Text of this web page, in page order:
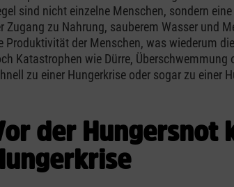
sind nicht einzelne Menschen, sondern
Zugang zu Nahrung, sauberem Wasser und
Produktivität der Menschen, was wiederum
Katastrophen wie Dürre,
zu einer Hungerkrise oder sogar zu einer
der Hungersnot